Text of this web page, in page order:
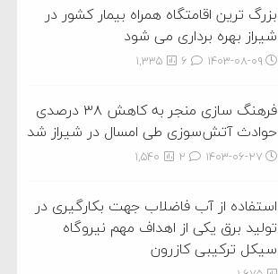
بزرگ ترین اقامتگاه همراه بیمار کشور در
شیراز بهره برداری می شود
۱۴۰۳-۰۸-۰۹ 1,335
فرهنگ سازی منجر به کاهش ۳۸ درصدی
حوادث آتش‌سوزی طی امسال در شیراز شد
۱۴۰۳-۰۶-۲۷ 1,540
استفاده از آب فاضلاب جهت بکارگیری در
تولید برق یکی از اهداف مهم نیروگاه
سیکل ترکیبی کازرون